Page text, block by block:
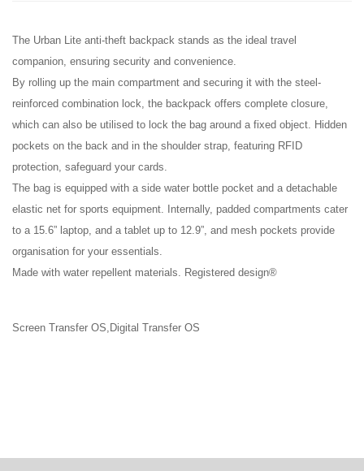
The Urban Lite anti-theft backpack stands as the ideal travel
companion, ensuring security and convenience.
By rolling up the main compartment and securing it with the steel-
reinforced combination lock, the backpack offers complete closure,
which can also be utilised to lock the bag around a fixed object. Hidden
pockets on the back and in the shoulder strap, featuring RFID
protection, safeguard your cards.
The bag is equipped with a side water bottle pocket and a detachable
elastic net for sports equipment. Internally, padded compartments cater
to a 15.6” laptop, and a tablet up to 12.9”, and mesh pockets provide
organisation for your essentials.
Made with water repellent materials. Registered design®
Screen Transfer OS,Digital Transfer OS